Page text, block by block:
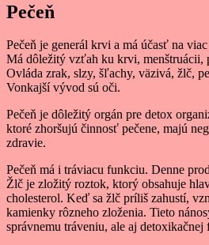
Pečeň
Pečeň je generál krvi a má účasť na
Má dôležitý vzťah ku krvi, menštruácii,
Ovláda zrak, slzy, šľachy, väzivá, žlč,
Vonkajší vývod sú oči.
Pečeň je dôležitý orgán pre detox
ktoré zhoršujú činnosť pečene, majú
zdravie.
Pečeň má i tráviacu funkciu. Denne
Žlč je zložitý roztok, ktorý obsahuje
cholesterol. Keď sa žlč príliš zahustí,
kamienky rôzneho zloženia. Tieto
správnemu tráveniu, ale aj detoxikačnej